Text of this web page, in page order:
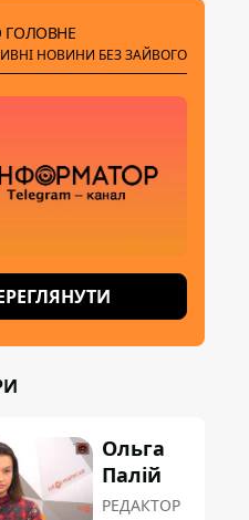
ГОЛОВНЕ
НОВИНИ БЕЗ ЗАЙВОГО
Ольга
Палій
РЕДАКТОР